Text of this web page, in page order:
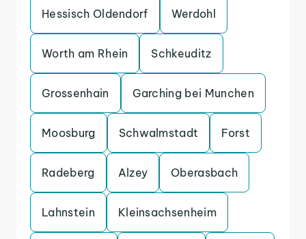
Hessisch Oldendorf Werdohl
Worth am Rhein Schkeuditz
Grossenhain Garching bei Munchen
Moosburg Schwalmstadt Forst
Radeberg Alzey Oberasbach
Lahnstein Kleinsachsenheim